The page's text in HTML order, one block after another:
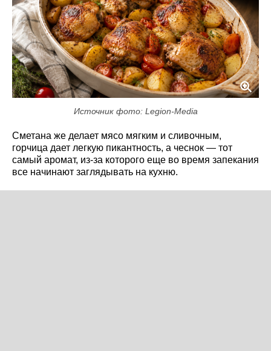
Источник фото: Legion-Media
Сметана же делает мясо мягким и сливочным,
горчица дает легкую пикантность, а чеснок — тот
самый аромат, из-за которого еще во время запекания
все начинают заглядывать на кухню.